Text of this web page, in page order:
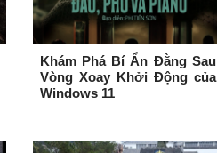
Khám Phá Bí Ẩn Đằng Sau
Vòng Xoay Khởi Động của
Windows 11